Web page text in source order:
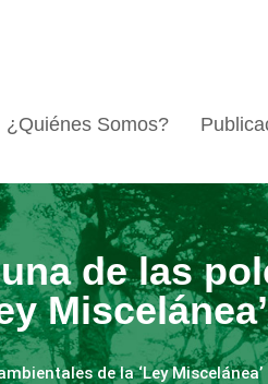
¿Quiénes Somos?
de las
Miscelánea’
de la ‘Ley Miscelánea’